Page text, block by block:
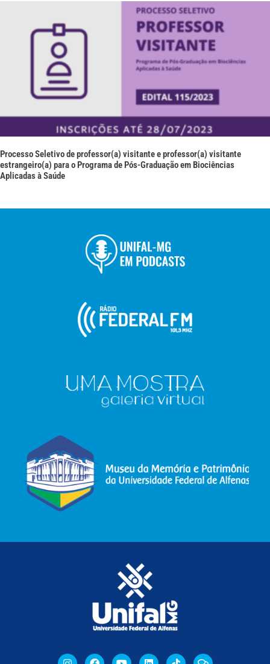
Processo Seletivo de professor(a) visitante e professor(a) visitante
estrangeiro(a) para o Programa de Pós-Graduação em Biociências
Aplicadas à Saúde